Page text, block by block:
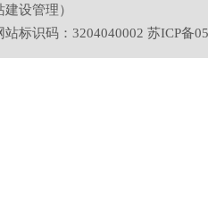
设管理）
标识码：3204040002 苏ICP备